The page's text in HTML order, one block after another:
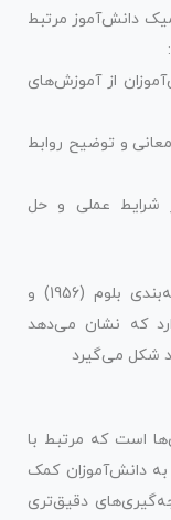
دانش‌آموز مرتبط
از آموزش‌های
و توضیح روابط
شرایط عملی و حل
مبنای علمی: این مدل ارزیابی بر پایه طبقه‌بندی بلوم (1956) و
کراتوول (2001) قرار دارد که نشان می‌دهد
شکل می‌گیرد
است که مرتبط با
به دانش‌آموزان کمک
دقیق‌تری